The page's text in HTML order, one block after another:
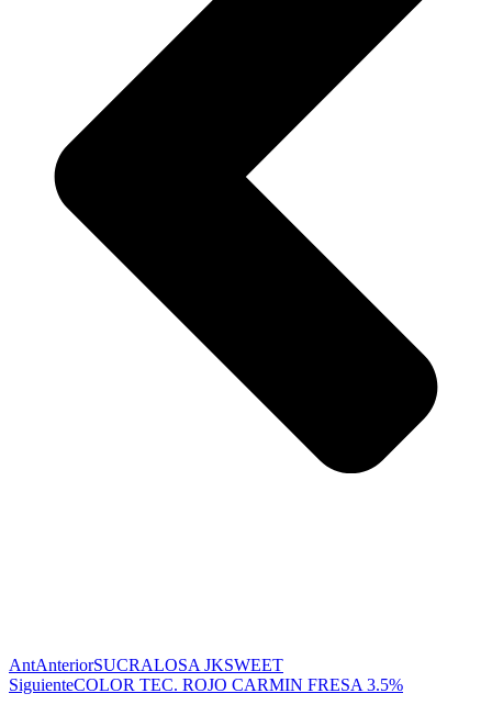
AntAnteriorSUCRALOSA JKSWEET
SiguienteCOLOR TEC. ROJO CARMIN FRESA 3.5%